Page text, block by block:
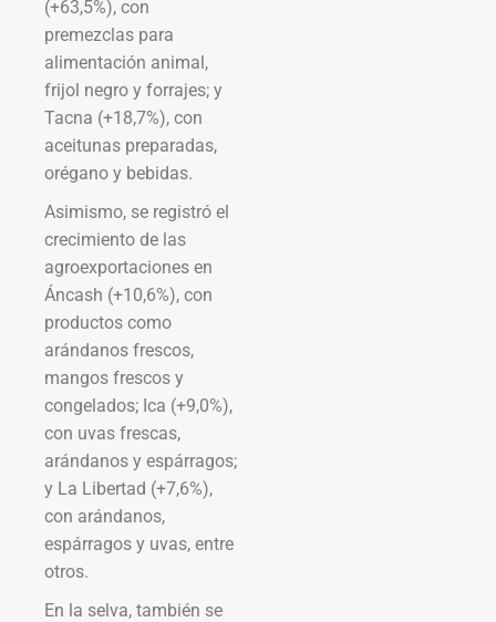
(+63,5%), con
premezclas para
alimentación animal,
frijol negro y forrajes; y
Tacna (+18,7%), con
aceitunas preparadas,
orégano y bebidas.
Asimismo, se registró el
crecimiento de las
agroexportaciones en
Áncash (+10,6%), con
productos como
arándanos frescos,
mangos frescos y
congelados; Ica (+9,0%),
con uvas frescas,
arándanos y espárragos;
y La Libertad (+7,6%),
con arándanos,
espárragos y uvas, entre
otros.
En la selva, también se